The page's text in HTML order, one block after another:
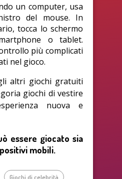
un computer, usa
del mouse. In
tocca lo schermo
o tablet.
più complicati
nel gioco.
altri giochi gratuiti
giochi di vestire
nuova e
essere giocato sia
mobili.
Giochi di celebrità